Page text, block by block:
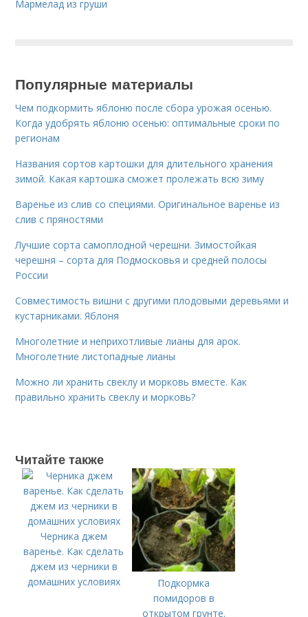
Мармелад из груши
Популярные материалы
Чем подкормить яблоню после сбора урожая осенью.
Когда удобрять яблоню осенью: оптимальные сроки по
регионам
Названия сортов картошки для длительного хранения
зимой. Какая картошка сможет пролежать всю зиму
Варенье из слив со специями. Оригинальное варенье из
слив с пряностями
Лучшие сорта самоплодной черешни. Зимостойкая
черешня – сорта для Подмосковья и средней полосы
России
Совместимость вишни с другими плодовыми деревьями и
кустарниками. Яблоня
Многолетние и неприхотливые лианы для арок.
Многолетние листопадные лианы
Можно ли хранить свеклу и морковь вместе. Как
правильно хранить свеклу и морковь?
Читайте также
Черника джем
варенье. Как сделать
джем из черники в
домашних условиях
Подкормка
помидоров в
открытом грунте.